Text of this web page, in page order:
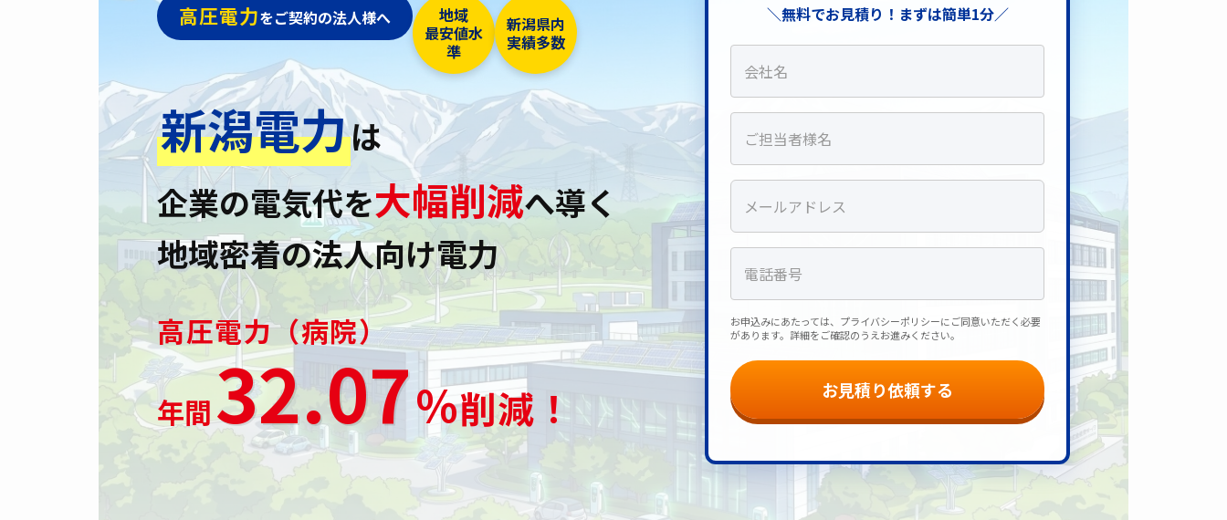
高圧電力をご契約の法人様へ
地域
最安値水
準
新潟県内
実績多数
新潟電力は
企業の電気代を大幅削減へ導く
地域密着の法人向け電力
高圧電力（病院）
年間32.07％削減！
＼無料でお見積り！まずは簡単1分／
お申込みにあたっては、プライバシーポリシーにご同意いただく必要
があります。詳細をご確認のうえお進みください。